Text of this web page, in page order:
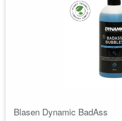
Blasen Dynamic BadAss